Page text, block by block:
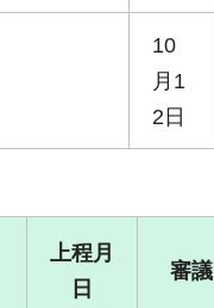
10
月1
2日
上程月
日
審議